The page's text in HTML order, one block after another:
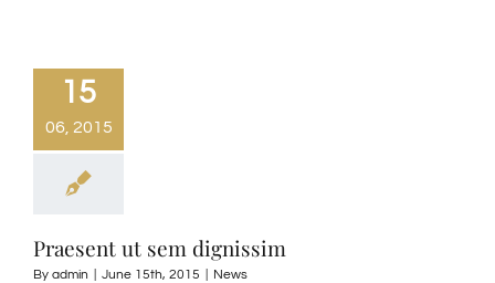
15
06, 2015
Praesent ut sem dignissim
By admin June 15th, 2015 News